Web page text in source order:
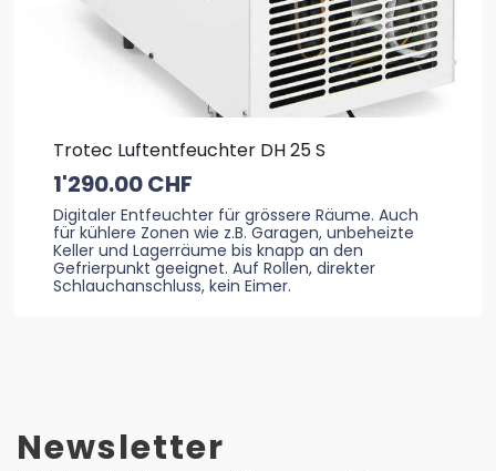
Trotec Luftentfeuchter DH 25 S
1'290.00CHF
Digitaler Entfeuchter für grössere Räume. Auch
für kühlere Zonen wie z.B. Garagen, unbeheizte
Keller und Lagerräume bis knapp an den
Gefrierpunkt geeignet. Auf Rollen, direkter
Schlauchanschluss, kein Eimer.
Newsletter